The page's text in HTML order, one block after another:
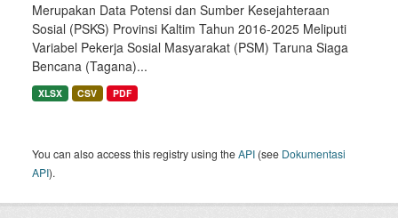
Merupakan Data Potensi dan Sumber Kesejahteraan
Sosial (PSKS) Provinsi Kaltim Tahun 2016-2025 Meliputi
Variabel Pekerja Sosial Masyarakat (PSM) Taruna Siaga
Bencana (Tagana)...
XLSX CSV PDF
You can also access this registry using theAPI (see Dokumentasi
API).